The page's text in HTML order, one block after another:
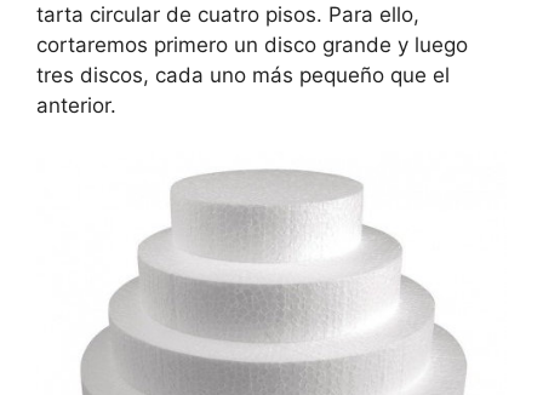
tarta circular de cuatro pisos. Para ello,
cortaremos primero un disco grande y luego
tres discos, cada uno más pequeño que el
anterior.